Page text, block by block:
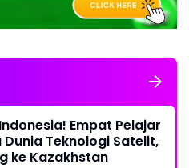
Empat Pelajar
Teknologi Satelit,
ke Kazakhstan